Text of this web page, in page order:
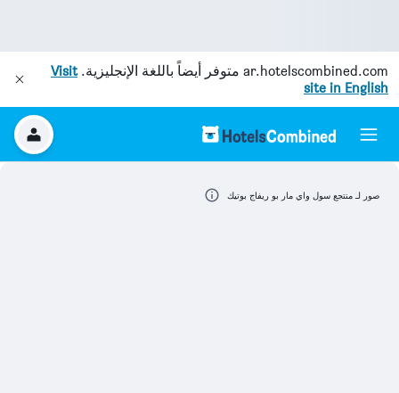
ar.hotelscombined.com متوفر أيضاً باللغة الإنجليزية.Visit
site in English
صور لـ منتجع سول واي مار بو ريفاج بوتيك